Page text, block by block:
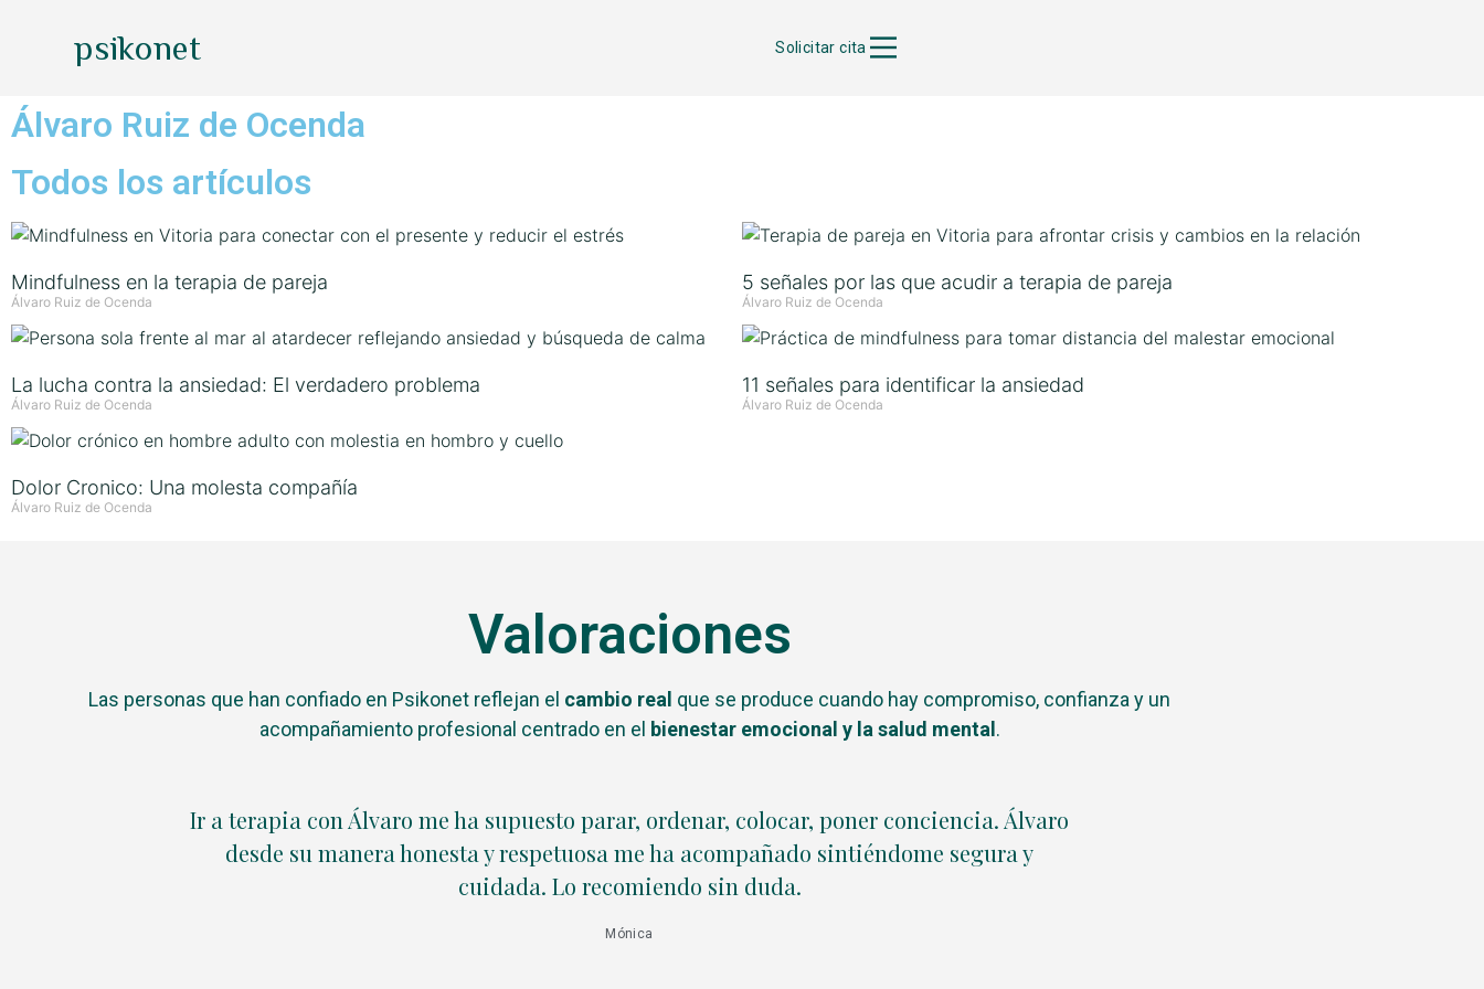
psikonet Solicitar cita
Álvaro Ruiz de Ocenda
Todos los artículos
Mindfulness en la terapia de pareja
Álvaro Ruiz de Ocenda
5 señales por las que acudir a terapia de pareja
Álvaro Ruiz de Ocenda
La lucha contra la ansiedad: El verdadero problema
Álvaro Ruiz de Ocenda
11 señales para identificar la ansiedad
Álvaro Ruiz de Ocenda
Dolor Cronico: Una molesta compañía
Álvaro Ruiz de Ocenda
Valoraciones
Las personas que han confiado en Psikonet reflejan el cambio real que se produce cuando hay compromiso, confianza y un
acompañamiento profesional centrado en el bienestar emocional y la salud mental .
Ir a terapia con Álvaro me ha supuesto parar, ordenar, colocar, poner conciencia. Álvaro
desde su manera honesta y respetuosa me ha acompañado sintiéndome segura y
cuidada. Lo recomiendo sin duda.
Mónica